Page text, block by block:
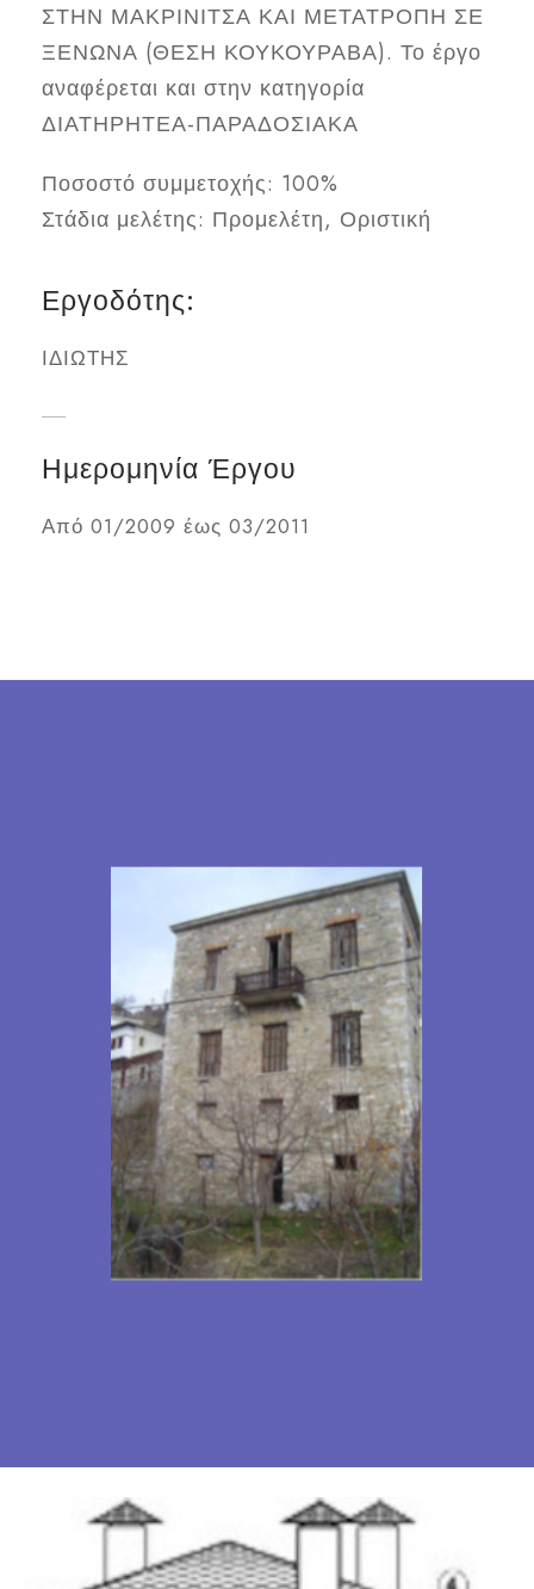
ΣΤΗΝ ΜΑΚΡΙΝΙΤΣΑ ΚΑΙ ΜΕΤΑΤΡΟΠΗ ΣΕ
ΞΕΝΩΝΑ (ΘΕΣΗ ΚΟΥΚΟΥΡΑΒΑ). Το έργο
αναφέρεται και στην κατηγορία
ΔΙΑΤΗΡΗΤΕΑ-ΠΑΡΑΔΟΣΙΑΚΑ
Ποσοστό συμμετοχής: 100%
Στάδια μελέτης: Προμελέτη, Οριστική
Εργοδότης:
ΙΔΙΩΤΗΣ
Ημερομηνία Έργου
Από 01/2009 έως 03/2011